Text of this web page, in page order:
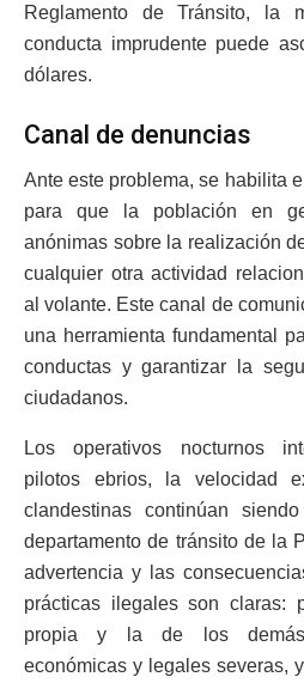
Reglamento de Tránsito, la
conducta imprudente puede
dólares.
Canal de denuncias
Ante este problema, se habilita
para que la población en
anónimas sobre la realización
cualquier otra actividad
al volante. Este canal de
una herramienta fundamental
conductas y garantizar la
ciudadanos.
Los operativos nocturnos
pilotos ebrios, la velocidad
clandestinas continúan
departamento de tránsito de la
advertencia y las
prácticas ilegales son claras:
propia y la de los demás,
económicas y legales severas,